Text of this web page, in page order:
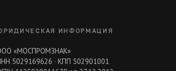
ИНФОРМАЦИЯ
«МОСПРОМЗНАК»
5029169626 · КПП 502901001